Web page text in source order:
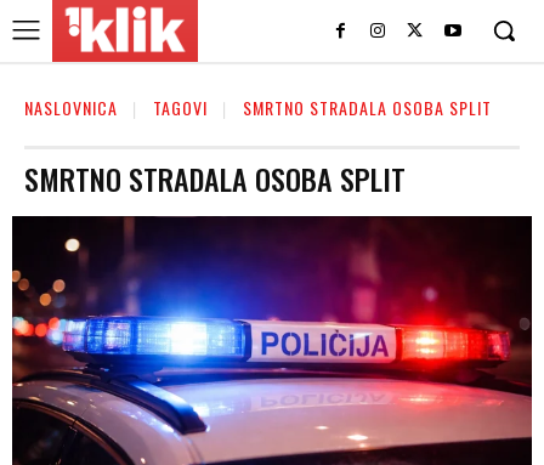
NASLOVNICA TAGOVI SMRTNO STRADALA OSOBA SPLIT
SMRTNO STRADALA OSOBA SPLIT